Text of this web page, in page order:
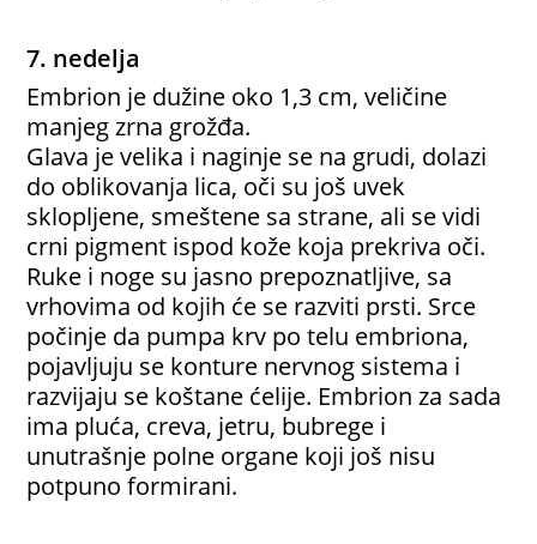
7. nedelja
Embrion je dužine oko 1,3 cm, veličine
manjeg zrna grožđa.
Glava je velika i naginje se na grudi, dolazi
do oblikovanja lica, oči su još uvek
sklopljene, smeštene sa strane, ali se vidi
crni pigment ispod kože koja prekriva oči.
Ruke i noge su jasno prepoznatljive, sa
vrhovima od kojih će se razviti prsti. Srce
počinje da pumpa krv po telu embriona,
pojavljuju se konture nervnog sistema i
razvijaju se koštane ćelije. Embrion za sada
ima pluća, creva, jetru, bubrege i
unutrašnje polne organe koji još nisu
potpuno formirani.